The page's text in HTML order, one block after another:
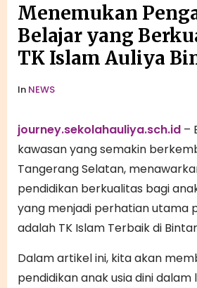
Menemukan
Belajar yang
TK Islam Auliya
In NEWS
journey.sekolahauliya.sch.id –
kawasan yang semakin
Tangerang Selatan,
pendidikan berkualitas bagi
yang menjadi perhatian utama
adalah TK Islam Terbaik di
Dalam artikel ini, kita akan
pendidikan anak usia dini dalam